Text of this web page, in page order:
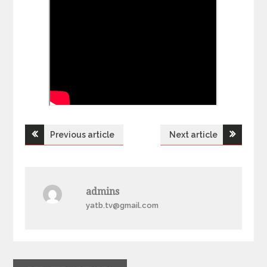
Н
г
Previous article Next article
admins
yatb.tv@gmail.com